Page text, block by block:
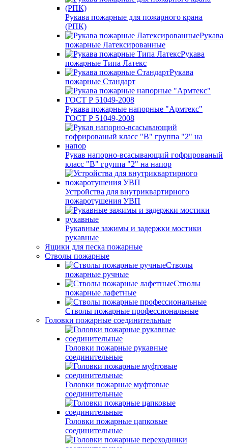
Рукава пожарные для пожарного крана
(РПК)
Рукава
пожарные Латексированные
Рукава
пожарные Типа Латекс
Рукава
пожарные Стандарт
Рукава пожарные напорные "Армтекс"
ГОСТ Р 51049-2008
Рукав напорно-всасывающий гофрированый
класс "В" группа "2" на напор
Устройства для внутриквартирного
пожаротушения УВП
Рукавные зажимы и задержки мостики
рукавные
Ящики для песка пожарные
Стволы пожарные
Стволы
пожарные ручные
Стволы
пожарные лафетные
Стволы пожарные профессиональные
Головки пожарные соединительные
Головки пожарные рукавные
соединительные
Головки пожарные муфтовые
соединительные
Головки пожарные цапковые
соединительные